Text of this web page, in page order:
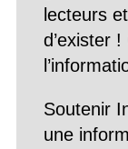
lecteurs
d’exister
Soutenir
une